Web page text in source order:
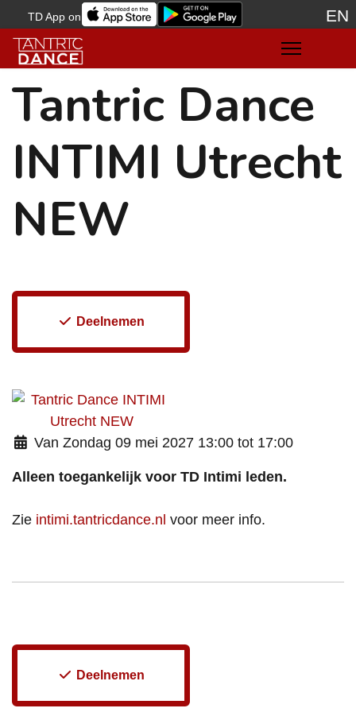
TD App on EN
Tantric Dance
INTIMI Utrecht
NEW
Deelnemen
Van Zondag 09 mei 2027 13:00 tot 17:00
Alleen toegankelijk voor TD Intimi leden.
Zie intimi.tantricdance.nl voor meer info.
Deelnemen